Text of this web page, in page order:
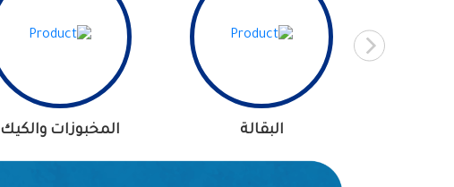
البقالة المخبوزات والكيك